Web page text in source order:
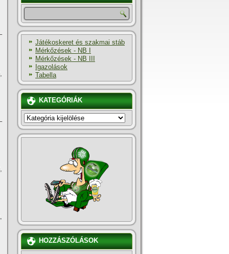
Játékoskeret és szakmai stáb
Mérkőzések - NB I
Mérkőzések - NB III
Igazolások
Tabella
KATEGÓRIÁK
KATEGÓRIÁK
HOZZÁSZÓLÁSOK